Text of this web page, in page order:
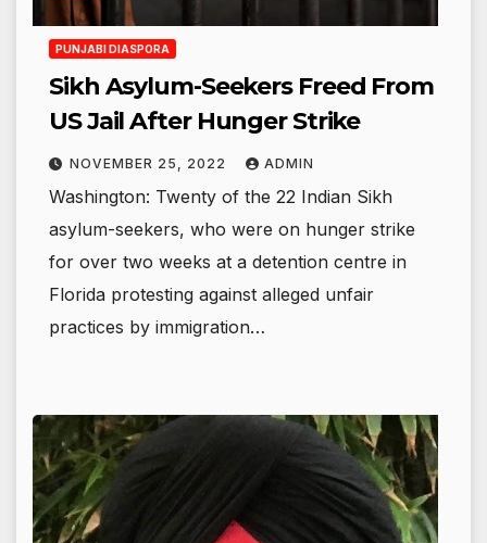
PUNJABI DIASPORA
Sikh Asylum-Seekers Freed From
US Jail After Hunger Strike
NOVEMBER 25, 2022 ADMIN
Washington: Twenty of the 22 Indian Sikh
asylum-seekers, who were on hunger strike
for over two weeks at a detention centre in
Florida protesting against alleged unfair
practices by immigration…